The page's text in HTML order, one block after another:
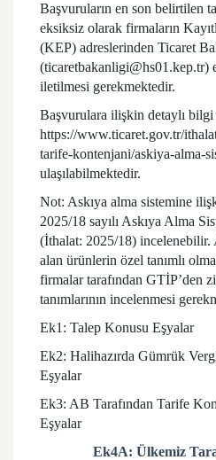
Başvuruların en son belirtilen
eksiksiz olarak firmaların
(KEP) adreslerinden Ticaret
(ticaretbakanligi@hs01.kep.tr)
iletilmesi gerekmektedir.
Başvurulara ilişkin detaylı
https://www.ticaret.gov.tr/
tarife-kontenjani/askiya-alma-
ulaşılabilmektedir.
Not: Askıya alma sistemine
2025/18 sayılı Askıya Alma
(İthalat: 2025/18) incelenebilir.
alan ürünlerin özel tanımlı
firmalar tarafından GTİP’den
tanımlarının incelenmesi
Ek1: Talep Konusu Eşyalar
Ek2: Halihazırda Gümrük
Eşyalar
Ek3: AB Tarafından Tarife
Eşyalar
Ek4A: Ülkemiz